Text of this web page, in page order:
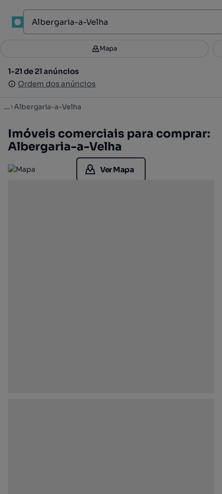
Filtros 2
1-21 de 21 anúncios
Ordem dos anúncios
Mapa
1-21 de 21 anúncios
Ordem dos anúncios
... Albergaria-a-Velha
Imóveis comerciais para comprar:
Albergaria-a-Velha
Ver Mapa